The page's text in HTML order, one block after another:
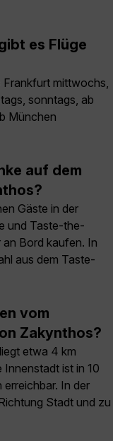
es Flüge
mittwochs,
sonntags, ab
München
auf dem
Gäste in der
und Taste-the-
Bord kaufen. In
aus dem Taste-
vom
Zakynthos?
etwa 4 km
ist in 10
In der
Stadt und zu